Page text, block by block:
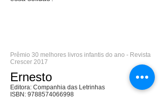
Prêmio 30 melhores livros infantis do ano - Revista
Crescer 2017
Ernesto
Editora: Companhia das Letrinhas
ISBN: 9788574066998